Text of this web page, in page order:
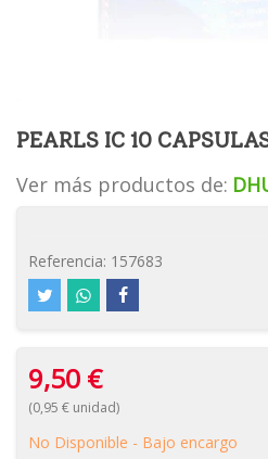
PEARLS IC 10
Ver más productos de:
Referencia: 157683
9,50 €
(0,95 € unidad)
No Disponible - Bajo encargo